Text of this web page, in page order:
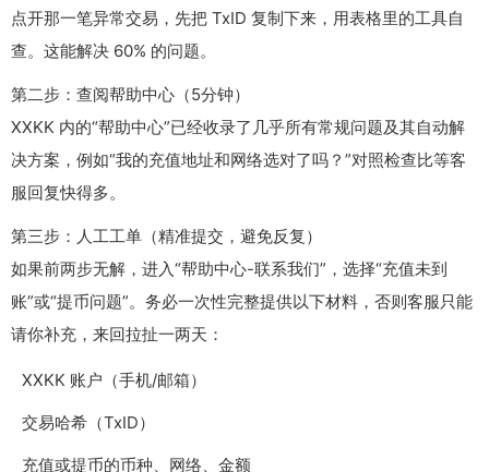
点开那一笔异常交易，先把 TxID 复制下来，用表格里的工具自
查。这能解决 60% 的问题。
第二步：查阅帮助中心（5分钟）
XXKK 内的“帮助中心”已经收录了几乎所有常规问题及其自动解
决方案，例如“我的充值地址和网络选对了吗？”对照检查比等客
服回复快得多。
第三步：人工工单（精准提交，避免反复）
如果前两步无解，进入“帮助中心-联系我们”，选择“充值未到
账”或“提币问题”。务必一次性完整提供以下材料，否则客服只能
请你补充，来回拉扯一两天：
XXKK 账户（手机/邮箱）
交易哈希（TxID）
充值或提币的币种、网络、金额